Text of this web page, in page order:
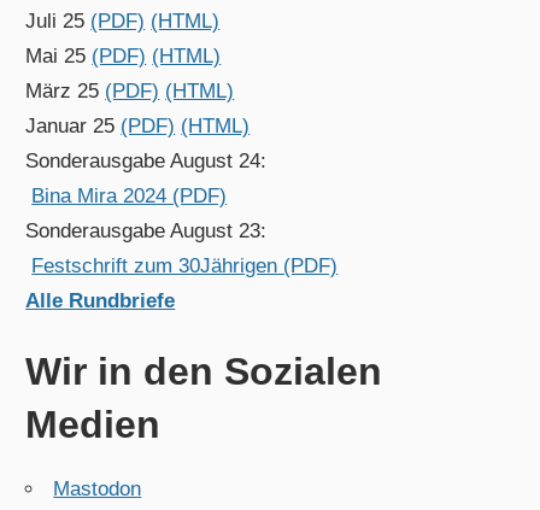
Juli 25 (PDF) (HTML)
Mai 25 (PDF) (HTML)
März 25 (PDF) (HTML)
Januar 25 (PDF) (HTML)
Sonderausgabe August 24:
Bina Mira 2024 (PDF)
Sonderausgabe August 23:
Festschrift zum 30Jährigen (PDF)
Alle Rundbriefe
Wir in den Sozialen
Medien
Mastodon